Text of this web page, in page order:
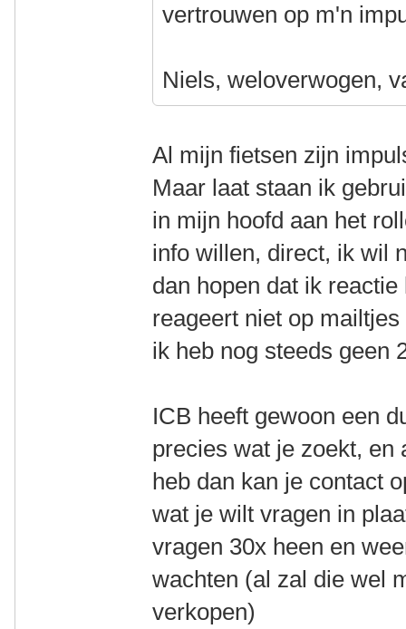
vertrouwen op m'n
Niels, weloverwogen,
Al mijn fietsen zijn
Maar laat staan ik
in mijn hoofd aan het
info willen, direct, ik wil
dan hopen dat ik
reageert niet op
ik heb nog steeds
ICB heeft gewoon een
precies wat je zoekt, en
heb dan kan je contact
wat je wilt vragen in
vragen 30x heen en
wachten (al zal die wel
verkopen)